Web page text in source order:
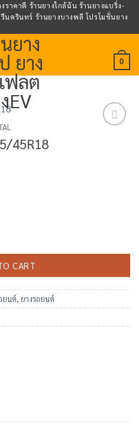
ราคาดี ร้านยางใกล้ฉัน ร้านยางแบริ่ง-
นครินทร์ ร้านยางบางพลี โปรโมชั่นยาง
0
45R18
CART
ยนต์, ยางรถยนต์